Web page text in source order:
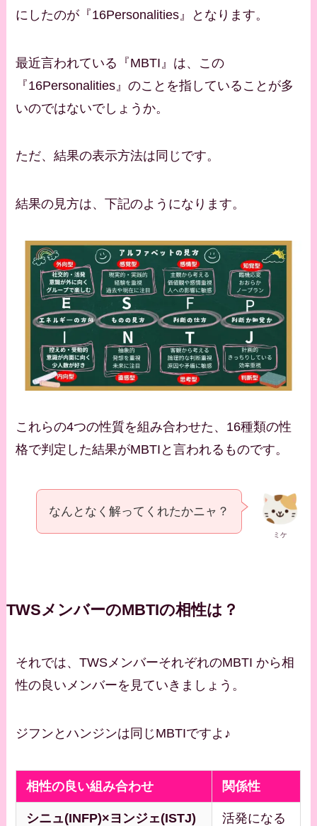
にしたのが『16Personalities』となります。
最近言われている『MBTI』は、この
『16Personalities』のことを指していることが多
いのではないでしょうか。
ただ、結果の表示方法は同じです。
結果の見方は、下記のようになります。
これらの4つの性質を組み合わせた、16種類の性
格で判定した結果がMBTIと言われるものです。
ミケ
なんとなく解ってくれたかニャ？
TWSメンバーのMBTIの相性は？
それでは、TWSメンバーそれぞれのMBTI から相
性の良いメンバーを見ていきましょう。
ジフンとハンジンは同じMBTIですよ♪
相性の良い組み合わせ 関係性
シニュ(INFP)×ヨンジェ(ISTJ)
活発になる